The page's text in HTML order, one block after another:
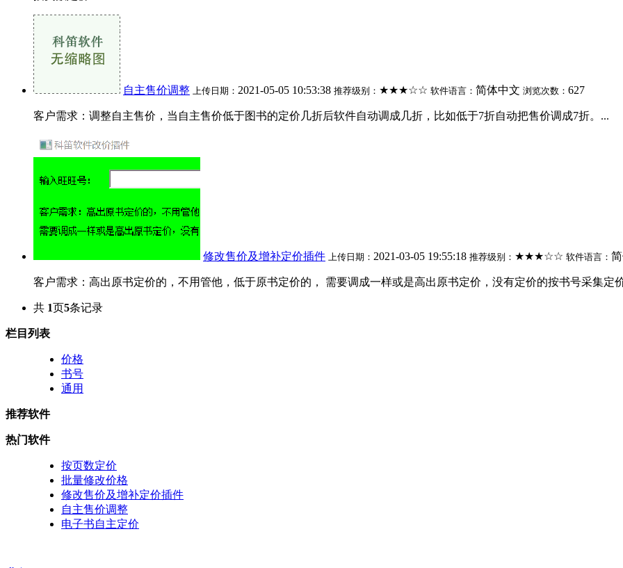
自主售价调整 上传日期： 2021-05-05 10:53:38 推荐级别： ★★★☆☆ 软件语言： 简体中文 浏览次数： 627
客户需求：调整自主售价，当自主售价低于图书的定价几折后软件自动调成几折，比如低于7折自动把售价调成7折。...
修改售价及增补定价插件 上传日期： 2021-03-05 19:55:18 推荐级别： ★★★☆☆ 软件语言：
客户需求：高出原书定价的，不用管他，低于原书定价的， 需要调成一样或是高出原书定价，没有定价的按书号采集定
共 1页5条记录
栏目列表
价格
书号
通用
推荐软件
热门软件
按页数定价
批量修改价格
修改售价及增补定价插件
自主售价调整
电子书自主定价